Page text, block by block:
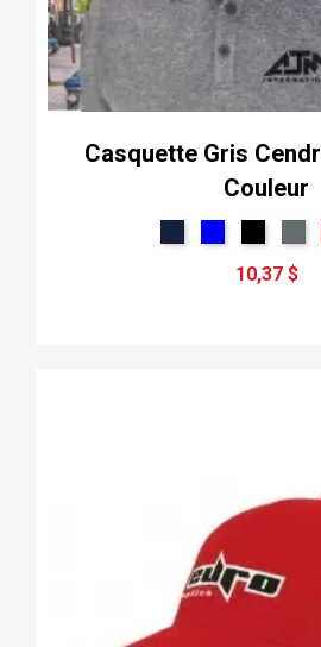
Casquette Gris
Couleur
10,37 $